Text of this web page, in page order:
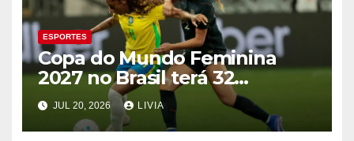
ESPORTES
Copa do Mundo Feminina
2027 no Brasil terá 32
seleções
JUL 20, 2026 LIVIA